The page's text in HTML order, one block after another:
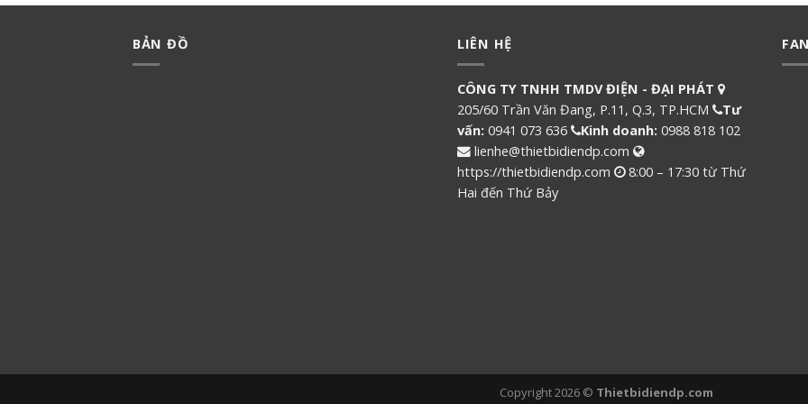
BẢN ĐỒ LIÊN HỆ
CÔNG TY TNHH TMDV ĐIỆN - ĐẠI PHÁT
205/60 Trần Văn Đang, P.11, Q.3, TP.HCM
Tư
vấn: 0941 073 636 Kinh doanh: 0988 818 102
lienhe@thietbidiendp.com
https://thietbidiendp.com
8:00 – 17:30 từ Thứ
Hai đến Thứ Bảy
Copyright 2026 © Thietbidiendp.com